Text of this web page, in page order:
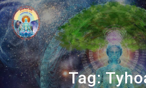
Skip
to
content
Tag: